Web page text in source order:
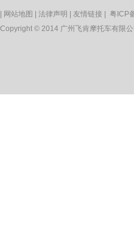
网站地图 法律声明 友情链接
粤ICP
Copyright © 2014 广州飞肯摩托车有限